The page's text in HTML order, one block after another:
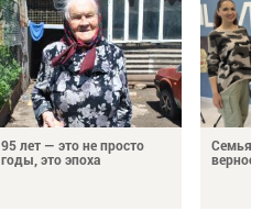
95 лет — это не просто
годы, это эпоха
Семья